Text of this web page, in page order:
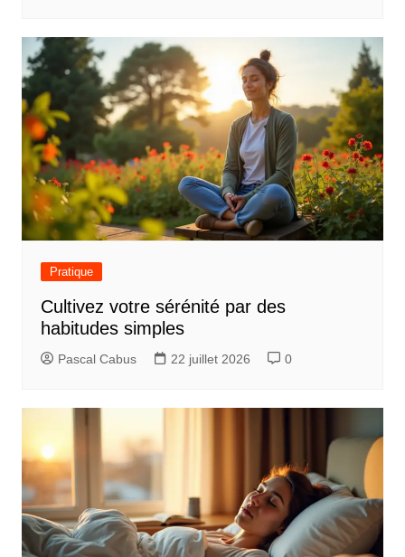
r
t
i
c
l
e
Pratique
Cultivez votre sérénité par des
habitudes simples
Pascal Cabus 22 juillet 2026 0